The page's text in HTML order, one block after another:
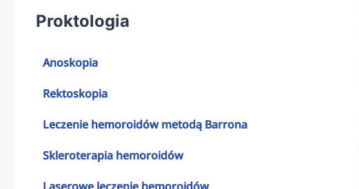
Proktologia
Anoskopia
Rektoskopia
Leczenie hemoroidów metodą Barrona
Skleroterapia hemoroidów